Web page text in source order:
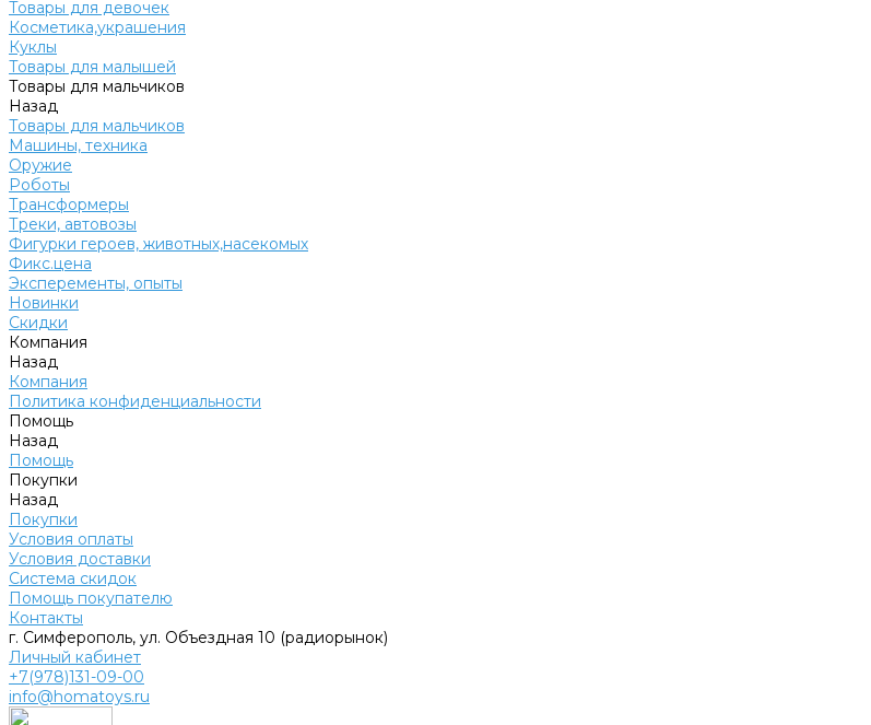
Товары для девочек
Косметика,украшения
Куклы
Товары для малышей
Товары для мальчиков
Назад
Товары для мальчиков
Машины, техника
Оружие
Роботы
Трансформеры
Треки, автовозы
Фигурки героев, животных,насекомых
Фикс.цена
Эксперементы, опыты
Новинки
Скидки
Компания
Назад
Компания
Политика конфиденциальности
Помощь
Назад
Помощь
Покупки
Назад
Покупки
Условия оплаты
Условия доставки
Система скидок
Помощь покупателю
Контакты
г. Симферополь, ул. Объездная 10 (радиорынок)
Личный кабинет
+7(978)131-09-00
info@homatoys.ru